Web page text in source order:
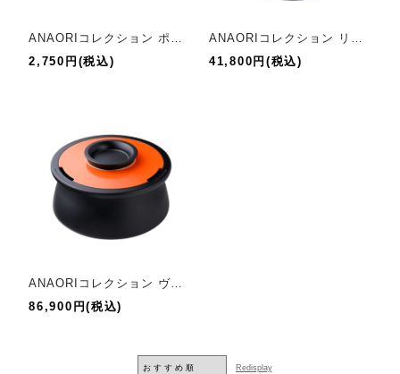
ANAORIコレクション ポムセルクル
2,750円(税込)
ANAORIコレクション リンゴ
41,800円(税込)
86,900円(税込)